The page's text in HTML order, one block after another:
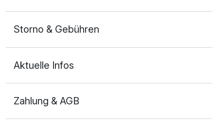
Zusatznächte
2-Raum Appartement
2 Erwachsene und 1 Kind
Storno & Gebühren
Aktuelle Infos
Zahlung & AGB